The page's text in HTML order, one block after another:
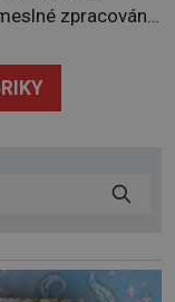
zpracování
rafinovaně.
zpěvačkou a